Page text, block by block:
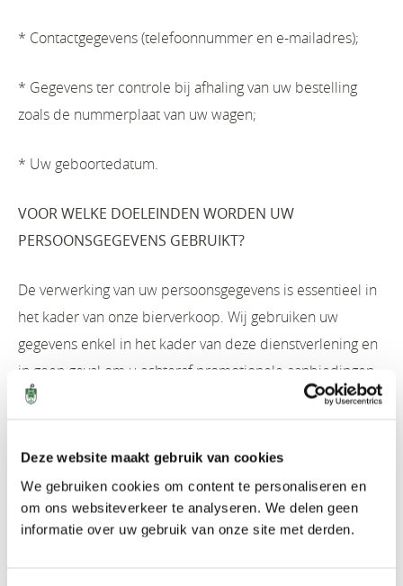
Deze website maakt gebruik van cookies
We gebruiken cookies om content te personaliseren en
om ons websiteverkeer te analyseren. We delen geen
informatie over uw gebruik van onze site met derden.
* Contactgegevens (telefoonnummer en e-mailadres);
* Gegevens ter controle bij afhaling van uw bestelling
zoals de nummerplaat van uw wagen;
* Uw geboortedatum.
VOOR WELKE DOELEINDEN WORDEN UW
PERSOONSGEGEVENS GEBRUIKT?
De verwerking van uw persoonsgegevens is essentieel in
het kader van onze bierverkoop. Wij gebruiken uw
gegevens enkel in het kader van deze dienstverlening en
in geen geval om u achteraf promotionele aanbiedingen
te versturen. Uw persoonsgegevens worden verzameld
om aan orderbeheer en facturatie te doen.
Wij vragen steeds uw nummerplaat bij een bestelling
zodat we uw identiteit kunnen verifiëren wanneer u uw